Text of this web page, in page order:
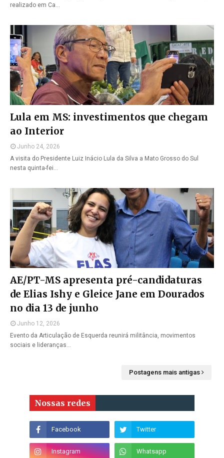
realizado em Ca…
Lula em MS: investimentos que chegam
ao Interior
Junho 24, 2026
A visita do Presidente Luiz Inácio Lula da Silva a Mato Grosso do Sul
nesta quinta-fei…
AE/PT-MS apresenta pré-candidaturas
de Elias Ishy e Gleice Jane em Dourados
no dia 13 de junho
Junho 12, 2026
Evento da Articulação de Esquerda reunirá militância, movimentos
sociais e lideranças…
Postagens mais antigas
Nossas redes